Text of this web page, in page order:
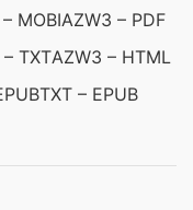
MOBIAZW3 – PDF
TXTAZW3 – HTML
TXT – EPUB